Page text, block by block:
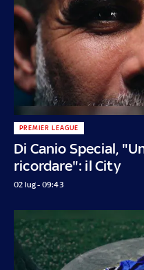
Di Canio Special,
ricordare": il City
PREMIER LEAGUE
02 lug - 09:43